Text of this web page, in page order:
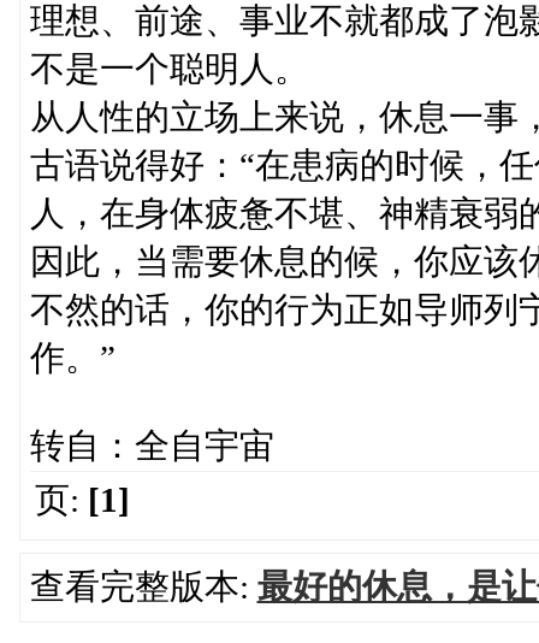
理想、前途、事业不就都成了泡
不是一个聪明人。
从人性的立场上来说，休息一事
古语说得好：“在患病的时候，
人，在身体疲惫不堪、神精衰
因此，当需要休息的候，你应该
不然的话，你的行为正如导师列
作。”
转自：全自宇宙
页: [1]
查看完整版本: 最好的休息，是